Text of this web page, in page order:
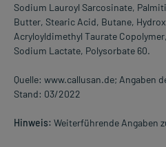
Sodium Lauroyl Sarcosinate,
Butter, Stearic Acid, Butane,
Acryloyldimethyl Taurate
Sodium Lactate, Polysorbate 60.
Quelle: www.callusan.de; Angaben
Stand: 03/2022
Hinweis: Weiterführende Angaben